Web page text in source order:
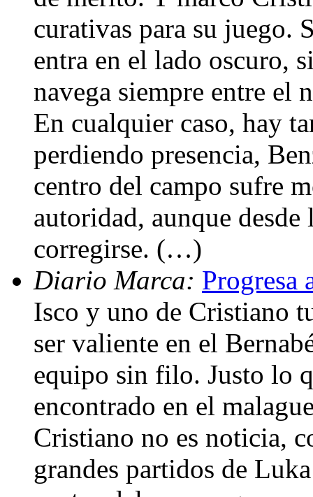
curativas para su juego.
entra en el lado oscuro,
navega siempre entre el
En cualquier caso, hay
perdiendo presencia,
centro del campo sufre
autoridad, aunque
corregirse. (…)
Diario Marca: Progresa
Isco y uno de Cristiano
ser valiente en el
equipo sin filo. Justo lo
encontrado en el
Cristiano no es noticia,
grandes partidos de